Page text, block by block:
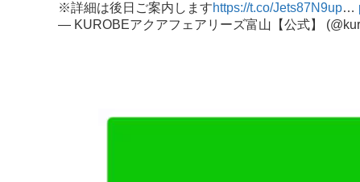
※詳細は後日ご案内しますhttps://t.co/Jets87N9up…
— KUROBEアクアフェアリーズ富山【公式】